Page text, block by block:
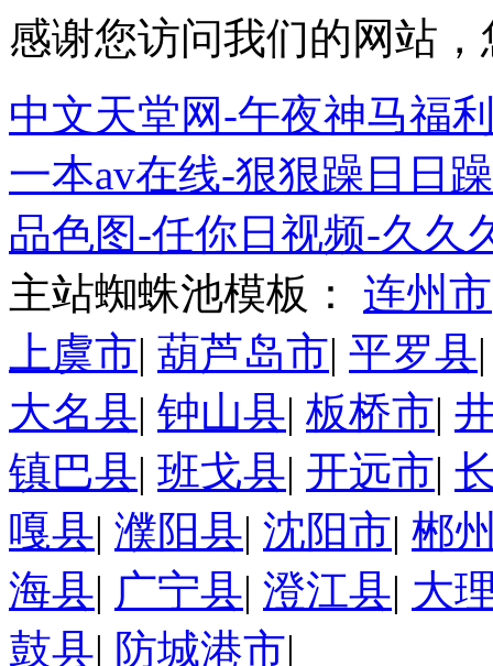
感谢您访问我们的网站
中文天堂网-午夜神马福
一本av在线-狠狠躁日日
品色图-任你日视频-久久
主站蜘蛛池模板： 连州市
上虞市| 葫芦岛市| 平罗县
大名县| 钟山县| 板桥市|
镇巴县| 班戈县| 开远市|
嘎县| 濮阳县| 沈阳市| 郴
海县| 广宁县| 澄江县| 大
鼓县| 防城港市|